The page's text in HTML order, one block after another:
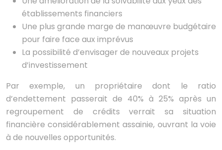
établissements financiers
Une plus grande marge de manœuvre budgétaire
pour faire face aux imprévus
La possibilité d’envisager de nouveaux projets
d’investissement
Par exemple, un propriétaire dont le ratio
d’endettement passerait de 40% à 25% après un
regroupement de crédits verrait sa situation
financière considérablement assainie, ouvrant la voie
à de nouvelles opportunités.